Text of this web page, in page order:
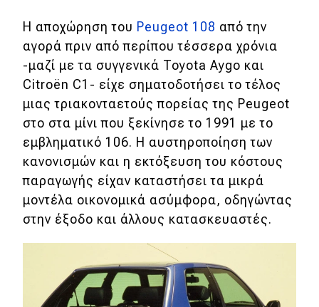
Motorsport
Eco
Νέα
Τεχνολογία
Mobility
Σταθμοί φόρτισης
Η αποχώρηση του Peugeot 108 από την
αγορά πριν από περίπου τέσσερα χρόνια
-μαζί με τα συγγενικά Toyota Aygo και
Citroën C1- είχε σηματοδοτήσει το τέλος
μιας τριακονταετούς πορείας της Peugeot
στο στα μίνι που ξεκίνησε το 1991 με το
εμβληματικό 106. Η αυστηροποίηση των
κανονισμών και η εκτόξευση του κόστους
παραγωγής είχαν καταστήσει τα μικρά
μοντέλα οικονομικά ασύμφορα, οδηγώντας
στην έξοδο και άλλους κατασκευαστές.